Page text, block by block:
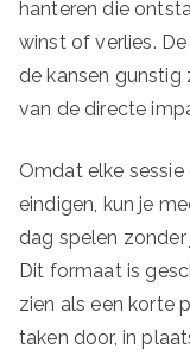
hanteren die
winst of verlies.
de kansen gunstig
van de directe
Omdat elke
eindigen, kun je
dag spelen
Dit formaat is
zien als een korte
taken door, in